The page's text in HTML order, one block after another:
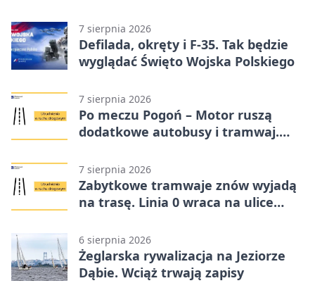
7 sierpnia 2026
Defilada, okręty i F-35. Tak będzie
wyglądać Święto Wojska Polskiego
7 sierpnia 2026
Po meczu Pogoń – Motor ruszą
dodatkowe autobusy i tramwaj.
7 sierpnia 2026
Zabytkowe tramwaje znów wyjadą
na trasę. Linia 0 wraca na ulice
6 sierpnia 2026
Żeglarska rywalizacja na Jeziorze
Dąbie. Wciąż trwają zapisy